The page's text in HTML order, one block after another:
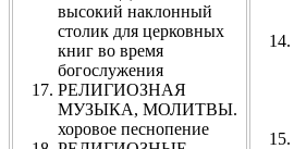
высокий наклонный
столик для церковных
книг во время
богослужения
РЕЛИГИОЗНАЯ
МУЗЫКА, МОЛИТВЫ.
хоровое песнопение